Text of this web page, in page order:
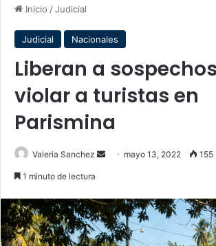
Inicio /Judicial
Judicial Nacionales
Liberan a
violar a turistas en
Parismina
Valeria Sanchez
Send mayo 13, 2022 155
1 minuto de lectura